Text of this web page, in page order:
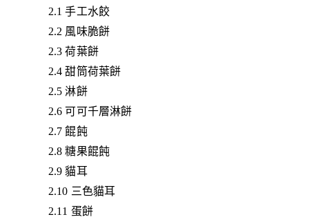
2.1 手工水餃
2.2 風味脆餅
2.3 荷葉餅
2.4 甜筒荷葉餅
2.5 淋餅
2.6 可可千層淋餅
2.7 餛飩
2.8 糖果餛飩
2.9 貓耳
2.10 三色貓耳
2.11 蛋餅